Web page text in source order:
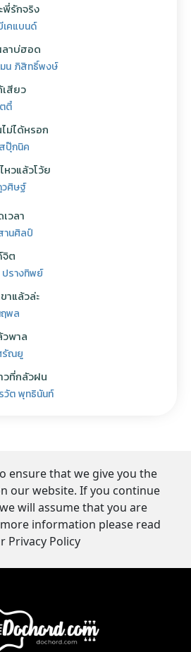
พี่รักจริง
เคแบนด์
าบ่ฮอด
น ภิสิทธิ์พงษ์
สียว
ตี้
ม่ได้หรอก
ปุ๊กนิค
หวแล้วโว้ย
วศิษฐ์
เวลา
านศิลป์
จิต
ปรางทิพย์
าแล้วล่ะ
ฤพล
พาล
รัณยู
วที่กลัวฝน
วัต พุทธินันท์
ensure that we give you the
our website. If you continue
will assume that you are
information please read
Privacy Policy